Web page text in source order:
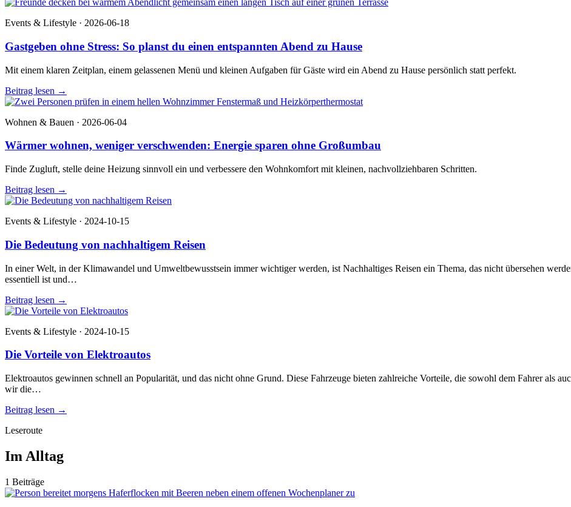
Events & Lifestyle · 2026-06-18
Gastgeben ohne Stress: So planst du einen entspannten Abend zu Hause
Mit einem klaren Zeitplan, einem gelassenen Menü und kleinen Aufgaben für Gäste wird ein Abend zu Hause persönlich statt perfekt.
Beitrag lesen →
Wohnen & Bauen · 2026-06-04
Wärmer wohnen, weniger verschwenden: Energie sparen ohne Großumbau
Finde Zugluft, stelle deine Heizung sinnvoll ein und verbessere den Wohnkomfort mit kleinen, nachvollziehbaren Schritten.
Beitrag lesen →
Events & Lifestyle · 2024-10-15
Die Bedeutung von nachhaltigem Reisen
In einer Welt, in der Klimawandel und Umweltbewusstsein immer wichtiger werden, ist Nachhaltiges Reisen ein Thema, das nicht übersehen
essentiell ist und…
Beitrag lesen →
Events & Lifestyle · 2024-10-15
Die Vorteile von Elektroautos
Elektroautos gewinnen schnell an Popularität, und das nicht ohne Grund. Diese Fahrzeuge bieten zahlreiche Vorteile, die sowohl dem Fahrer als
wir die…
Beitrag lesen →
Leseroute
Im Alltag
1 Beiträge